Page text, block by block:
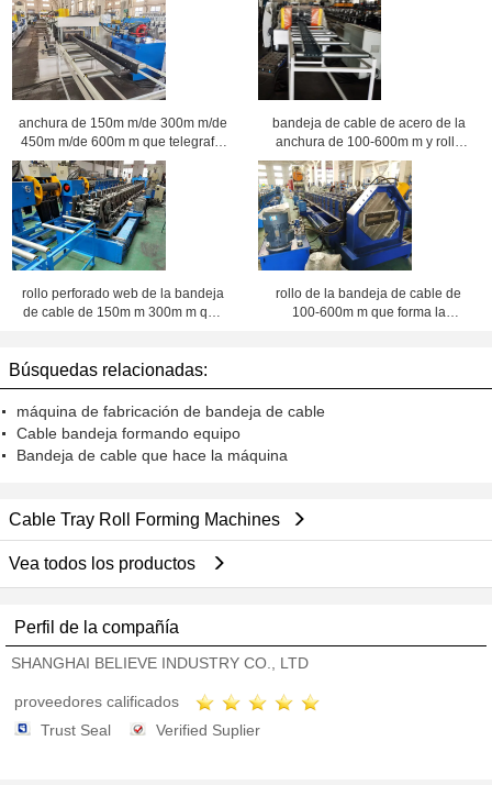
anchura de 150m m/de 300m m/de
450m m/de 600m m que telegrafía
el rollo resistente de la escalera
del cable eléctrico que forma la
máquina
bandeja de cable de acero de la
anchura de 100-600m m y rollo
perforados del canal de cable que
forma la máquina
rollo perforado web de la bandeja
de cable de 150m m 300m m que
rollo de la bandeja de cable de
100-600m m que forma la
Búsquedas relacionadas:
máquina de fabricación de bandeja de cable
Cable bandeja formando equipo
Bandeja de cable que hace la máquina
Cable Tray Roll Forming Machines
Vea todos los productos
Perfil de la compañía
SHANGHAI BELIEVE INDUSTRY CO., LTD
proveedores calificados
Trust Seal
Verified Suplier